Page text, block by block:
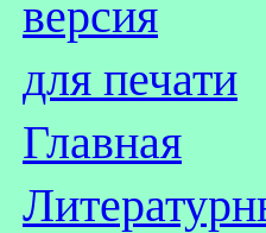
версия
для печати
Главная